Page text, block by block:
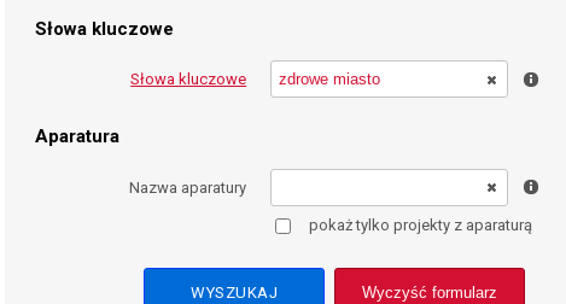
Słowa kluczowe
Słowa kluczowe
Aparatura
Nazwa aparatury
pokaż tylko projekty z aparaturą
Wyczyść formularz